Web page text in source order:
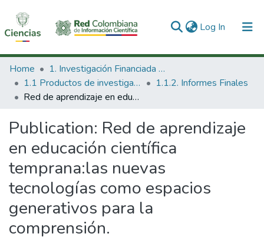
Log In (current)
Communities & Collections
All of DSpace
Home
1. Investigación Financiada con Recursos Públicos
1.1 Productos de investigación
1.1.2. Informes Finales
Red de aprendizaje en educación científica temprana:las nuevas tecnologías como espacios generativos para la comprensión.
Publication: Red de aprendizaje
en educación científica
temprana:las nuevas
tecnologías como espacios
generativos para la
comprensión.